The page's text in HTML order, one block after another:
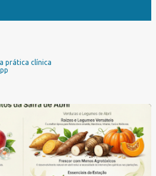
prática clínica